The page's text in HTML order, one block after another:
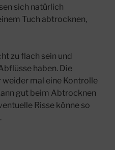
sich natürlich
Tuch abtrocknen,
zu flach sein und
haben. Die
mal eine Kontrolle
gut beim Abtrocknen
Risse könne so